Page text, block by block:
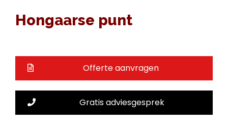
Hongaarse punt
Offerte aanvragen
Gratis adviesgesprek